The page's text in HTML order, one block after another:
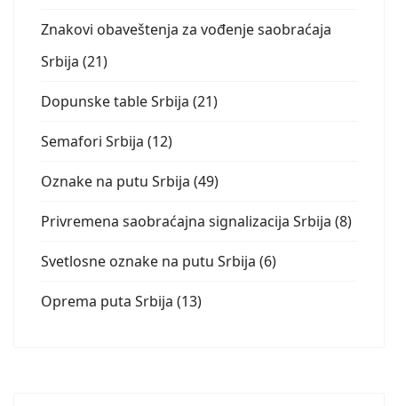
Znakovi obaveštenja za vođenje saobraćaja
Srbija (21)
Dopunske table Srbija (21)
Semafori Srbija (12)
Oznake na putu Srbija (49)
Privremena saobraćajna signalizacija Srbija (8)
Svetlosne oznake na putu Srbija (6)
Oprema puta Srbija (13)